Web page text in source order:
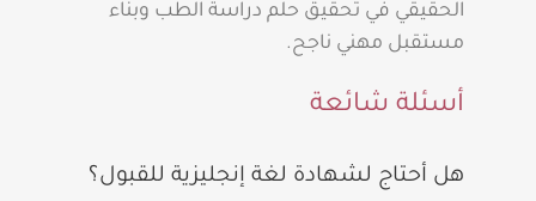
الحقيقي في تحقيق حلم دراسة الطب وبناء
مستقبل مهني ناجح.
أسئلة شائعة
هل أحتاج لشهادة لغة إنجليزية للقبول؟